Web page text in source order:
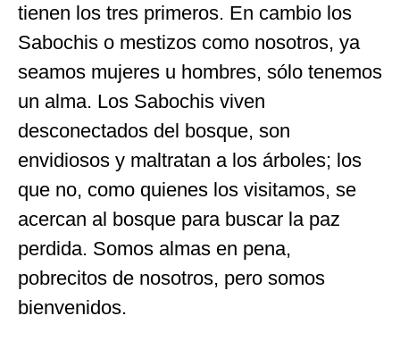
tienen los tres primeros. En cambio los
Sabochis o mestizos como nosotros, ya
seamos mujeres u hombres, sólo tenemos
un alma. Los Sabochis viven
desconectados del bosque, son
envidiosos y maltratan a los árboles; los
que no, como quienes los visitamos, se
acercan al bosque para buscar la paz
perdida. Somos almas en pena,
pobrecitos de nosotros, pero somos
bienvenidos.